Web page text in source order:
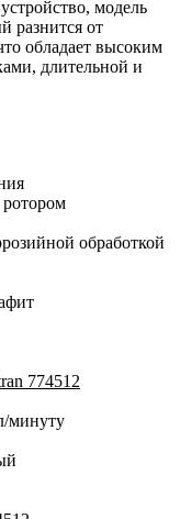
модель
разнится от
обладает высоким
длительной и
обработкой
774512
минуту